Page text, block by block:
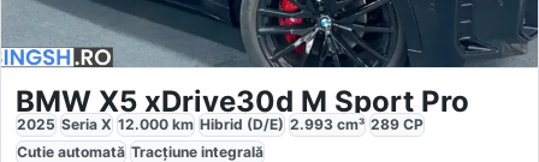
BMW X5 xDrive30d M Sport Pro
2025 Seria X 12.000 km Hibrid (D/E) 2.993 cm³ 289 CP
Cutie automată Tracțiune integrală